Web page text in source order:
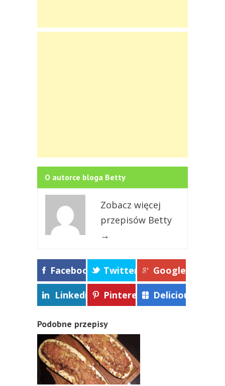
O autorce bloga Betty
Zobacz więcej
przepisów Betty
→
Facebook Twitter Google+
Linkedin Pinterest Delicious
Podobne przepisy